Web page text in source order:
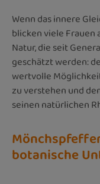
Wenn das innere
blicken viele
Natur, die seit
geschätzt werden:
wertvolle
zu verstehen und
seinen natürlichen
botanische